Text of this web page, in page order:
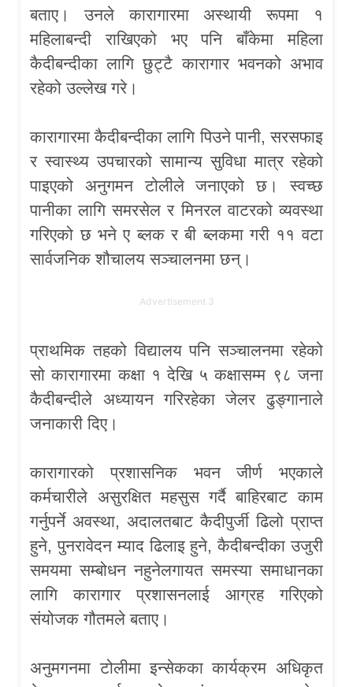
बताए। उनले कारागारमा अस्थायी रूपमा १
महिलाबन्दी राखिएको भए पनि बाँकेमा महिला
कैदीबन्दीका लागि छुट्टै कारागार भवनको अभाव
रहेको उल्लेख गरे।
कारागारमा कैदीबन्दीका लागि पिउने पानी, सरसफाइ
र स्वास्थ्य उपचारको सामान्य सुविधा मात्र रहेको
पाइएको अनुगमन टोलीले जनाएको छ। स्वच्छ
पानीका लागि समरसेल र मिनरल वाटरको व्यवस्था
गरिएको छ भने ए ब्लक र बी ब्लकमा गरी ११ वटा
सार्वजनिक शौचालय सञ्चालनमा छन्।
Advertisement 3
प्राथमिक तहको विद्यालय पनि सञ्चालनमा रहेको
सो कारागारमा कक्षा १ देखि ५ कक्षासम्म ९८ जना
कैदीबन्दीले अध्यायन गरिरहेका जेलर ढुङ्गानाले
जनाकारी दिए।
कारागारको प्रशासनिक भवन जीर्ण भएकाले
कर्मचारीले असुरक्षित महसुस गर्दै बाहिरबाट काम
गर्नुपर्ने अवस्था, अदालतबाट कैदीपुर्जी ढिलो प्राप्त
हुने, पुनरावेदन म्याद ढिलाइ हुने, कैदीबन्दीका उजुरी
समयमा सम्बोधन नहुनेलगायत समस्या समाधानका
लागि कारागार प्रशासनलाई आग्रह गरिएको
संयोजक गौतमले बताए।
अनुमगनमा टोलीमा इन्सेकका कार्यक्रम अधिकृत